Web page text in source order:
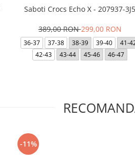
Saboti Crocs Echo X - 207937-3J5
389,00 RON299,00 RON
36-37 37-38 38-39 39-40
41-
42-43
43-44 45-46 46-47
-11%